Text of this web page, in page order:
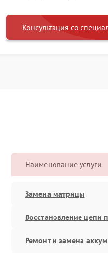
Консультация со
Наименование услуги
Замена матрицы
Восстановление цепи
Ремонт и замена